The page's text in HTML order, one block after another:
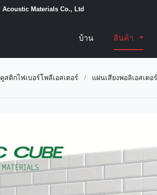
Acoustic Materials Co., Ltd
บ้าน สินค้า
สติกไฟเบอร์โพลีเอสเตอร์ / แผ่นเสียงพอลิเอสเต